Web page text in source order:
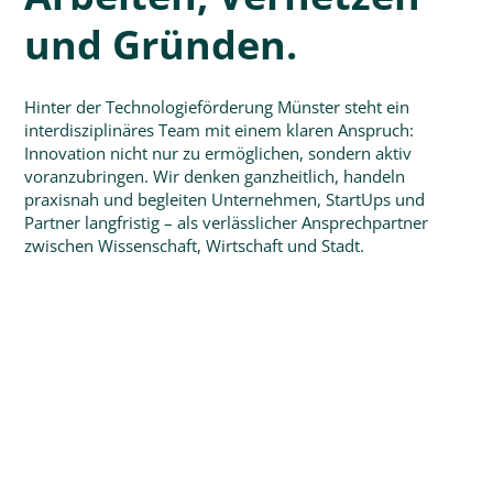
und Gründen.
Hinter der Technologieförderung Münster steht ein
interdisziplinäres Team mit einem klaren Anspruch:
Innovation nicht nur zu ermöglichen, sondern aktiv
voranzubringen. Wir denken ganzheitlich, handeln
praxisnah und begleiten Unternehmen, StartUps und
Partner langfristig – als verlässlicher Ansprechpartner
zwischen Wissenschaft, Wirtschaft und Stadt.